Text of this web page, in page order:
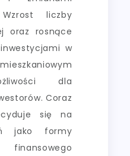
liczby
oraz rosnące
w
dla
Coraz
się na
jako formy
finansowego